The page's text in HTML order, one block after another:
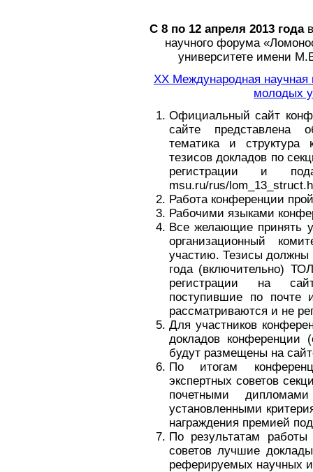
С 8 по 12 апреля 2013 годав
научного форума
университете имени
XX Международная научная
молодых
Официальный сайт
сайте представлена
тематика и структура
тезисов докладов по
регистрации и
msu.ru/rus/
Работа конференции
Рабочими языками
Все желающие принять
организационный
участию. Тезисы должны
года (включительно)
регистрации на
поступившие по почте
рассматриваются и не
Для участников
докладов конференции
будут размещены на
По итогам
экспертных советов
почетными
установленными
награждения премией
По результатам
советов лучшие
реферируемых научных